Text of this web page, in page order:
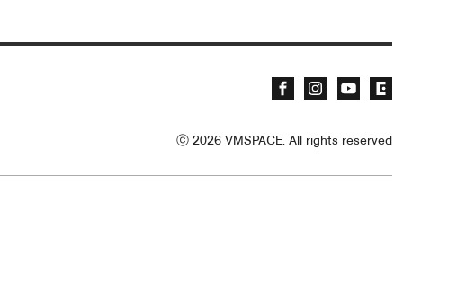
ⓒ 2026 VMSPACE. All rights reserved